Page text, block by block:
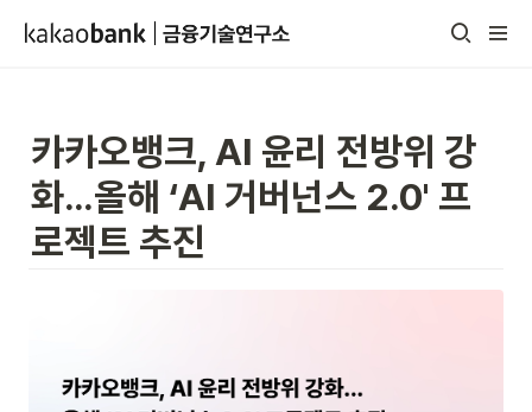
카카오뱅크, AI 윤리 전방위 강
화…올해 ‘AI 거버넌스 2.0' 프
로젝트 추진